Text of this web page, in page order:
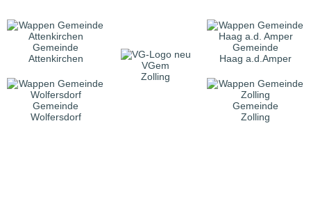
Gemeinde
Attenkirchen
VGem
Zolling
Gemeinde
Haag a.d.Amper
Gemeinde
Wolfersdorf
Gemeinde
Zolling